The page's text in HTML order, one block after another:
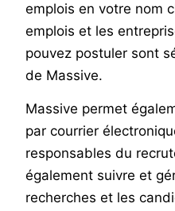
emplois en votre nom
emplois et les
pouvez postuler sont
de Massive.
Massive permet
par courrier
responsables du
également suivre et
recherches et les